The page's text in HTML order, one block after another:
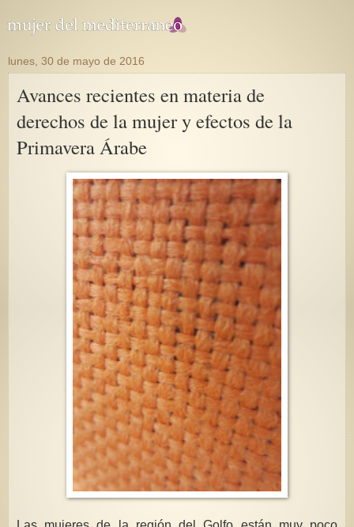
lunes, 30 de mayo de 2016
Avances recientes en materia de
derechos de la mujer y efectos de la
Primavera Árabe